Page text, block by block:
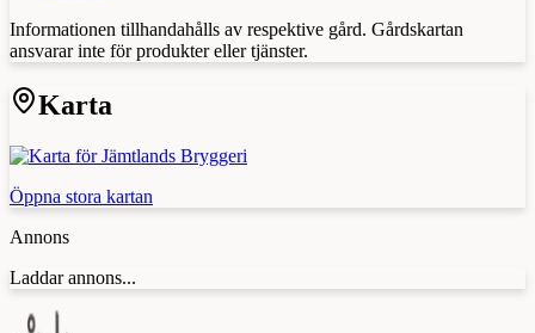
Informationen tillhandahålls av respektive gård. Gårdskartan
ansvarar inte för produkter eller tjänster.
Karta
Öppna stora kartan
Annons
Laddar annons...